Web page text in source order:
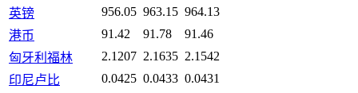
英镑
956.05 963.15 964.13
港币
91.42 91.78
91.46
匈牙利福林
2.1207 2.1635 2.1542
印尼卢比
0.0425 0.0433 0.0431